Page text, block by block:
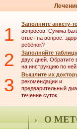
1 Заполните анкету-
вопросов. Сумма
ответ на вопрос:
ребёнок?
2 Заполняйте таблицу
двух дней. Обратите
на инструкцию по ней.
3 Вышлите их
рекомендации и
предварительный
течение суток.
О